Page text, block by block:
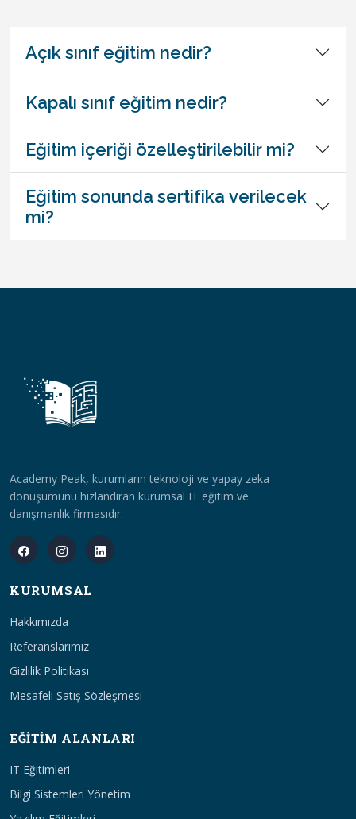
Açık sınıf eğitim nedir?
Kapalı sınıf eğitim nedir?
Eğitim içeriği özelleştirilebilir mi?
Eğitim sonunda sertifika verilecek
mi?
Academy Peak, kurumların teknoloji ve yapay zeka
dönüşümünü hızlandıran kurumsal IT eğitim ve
danışmanlık firmasıdır.
KURUMSAL
Hakkımızda
Referanslarımız
Gizlilik Politikası
Mesafeli Satış Sözleşmesi
EĞITIM ALANLARI
IT Eğitimleri
Bilgi Sistemleri Yönetim